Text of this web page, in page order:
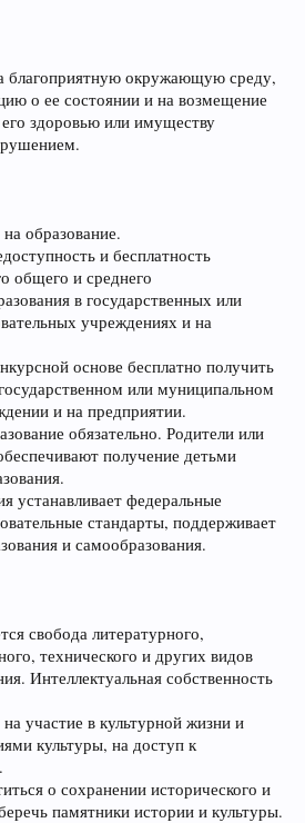
благоприятную окружающую среду,
о ее состоянии и на возмещение
здоровью или имуществу
образование.
и бесплатность
общего и среднего
в государственных или
учреждениях и на
основе бесплатно получить
или муниципальном
и на предприятии.
обязательно. Родители или
получение детьми
устанавливает федеральные
стандарты, поддерживает
и самообразования.
свобода литературного,
технического и других видов
Интеллектуальная собственность
участие в культурной жизни и
культуры, на доступ к
о сохранении исторического и
памятники истории и культуры.